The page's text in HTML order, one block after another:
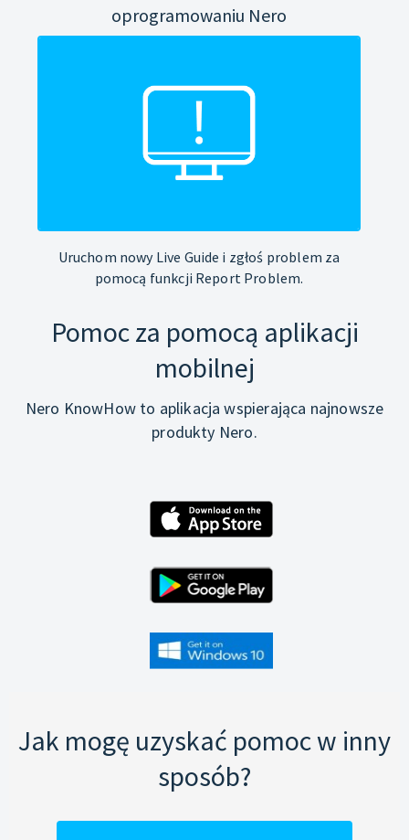
oprogramowaniu Nero
Uruchom nowy Live Guide i zgłoś problem za
pomocą funkcji Report Problem.
Pomoc za pomocą aplikacji
mobilnej
Nero KnowHow to aplikacja wspierająca najnowsze
produkty Nero.
Jak mogę uzyskać pomoc w inny
sposób?